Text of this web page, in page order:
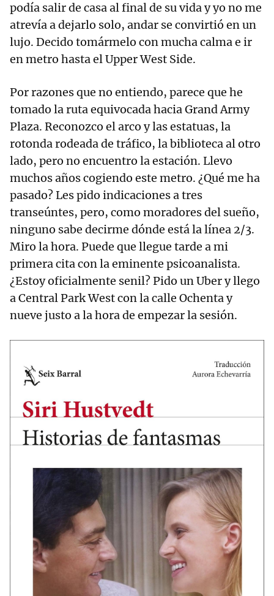
podía salir de casa al final de su vida y yo no me
atrevía a dejarlo solo, andar se convirtió en un
lujo. Decido tomármelo con mucha calma e ir
en metro hasta el Upper West Side.
Por razones que no entiendo, parece que he
tomado la ruta equivocada hacia Grand Army
Plaza. Reconozco el arco y las estatuas, la
rotonda rodeada de tráfico, la biblioteca al otro
lado, pero no encuentro la estación. Llevo
muchos años cogiendo este metro. ¿Qué me ha
pasado? Les pido indicaciones a tres
transeúntes, pero, como moradores del sueño,
ninguno sabe decirme dónde está la línea 2/3.
Miro la hora. Puede que llegue tarde a mi
primera cita con la eminente psicoanalista.
¿Estoy oficialmente senil? Pido un Uber y llego
a Central Park West con la calle Ochenta y
nueve justo a la hora de empezar la sesión.